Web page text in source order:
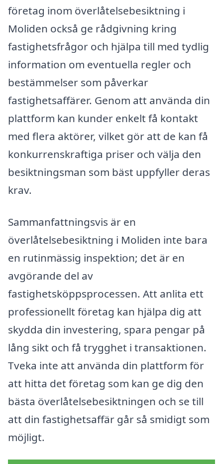
företag inom överlåtelsebesiktning i
Moliden också ge rådgivning kring
fastighetsfrågor och hjälpa till med tydlig
information om eventuella regler och
bestämmelser som påverkar
fastighetsaffärer. Genom att använda din
plattform kan kunder enkelt få kontakt
med flera aktörer, vilket gör att de kan få
konkurrenskraftiga priser och välja den
besiktningsman som bäst uppfyller deras
krav.
Sammanfattningsvis är en
överlåtelsebesiktning i Moliden inte bara
en rutinmässig inspektion; det är en
avgörande del av
fastighetsköppsprocessen. Att anlita ett
professionellt företag kan hjälpa dig att
skydda din investering, spara pengar på
lång sikt och få trygghet i transaktionen.
Tveka inte att använda din plattform för
att hitta det företag som kan ge dig den
bästa överlåtelsebesiktningen och se till
att din fastighetsaffär går så smidigt som
möjligt.